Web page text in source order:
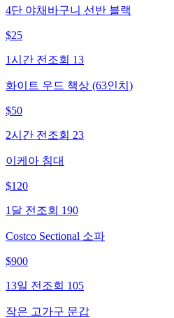
4단 야채바구니 선반 블랙
$25
1시간 전 조회 13
화이트 우드 책상 (63인치)
$50
2시간 전 조회 23
이케아 침대
$120
1달 전 조회 190
Costco Sectional 소파
$900
13일 전 조회 105
작은 고가구 문갑